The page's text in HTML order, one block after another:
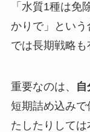
「水質1種は免
かりで」とい
では長期戦略も
重要なのは、 自
短期詰め込みで
たしたりしては